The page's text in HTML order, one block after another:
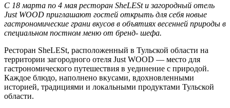
С 18 марта по 4 мая ресторан SheLESt и загородный отель
Just WOOD приглашают гостей открыть для себя новые
гастрономические грани вкусов в объятиях весенней природы в
специальном постном меню от бренд- шефа.
Ресторан SheLESt, расположенный в Тульской области на
территории загородного отеля Just WOOD — место для
гастрономического путешествия в уединение с природой.
Каждое блюдо, наполнено вкусами, вдохновленными
историей, традициями и локальными продуктами Тульской
области.